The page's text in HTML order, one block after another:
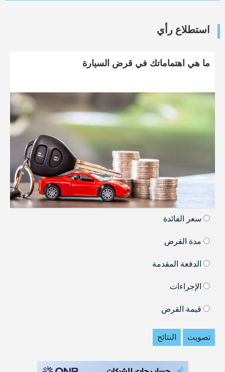
استطلاع رأي
ما هي اهتماماتك في قرض السيارة
سعر الفائدة
مدة القرض
الدفعة المقدمة
الإجراءات
قيمة القرض
تصويت النتائج